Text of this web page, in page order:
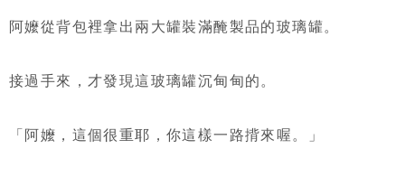
阿嬤從背包裡拿出兩大罐裝滿醃製品的玻璃罐。
接過手來，才發現這玻璃罐沉甸甸的。
「阿嬤，這個很重耶，你這樣一路揹來喔。」